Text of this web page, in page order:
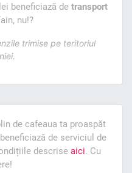
beneficiază de transport
nu!?
trimise pe teritoriul
de cafeaua ta proaspăt
de serviciul de
descrise aici. Cu